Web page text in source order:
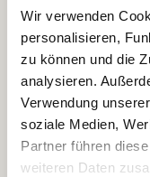
Wir verwenden
personalisieren,
zu können und die
analysieren.
Verwendung
soziale Medien,
Partner führen
weiteren Daten
Ich bin damit
ausschließlich zum
verarbeitet, auf IT-
GmbH, Heinrich-von-
(Betreiber) gespeichert
verantwortliche Stelle
werden.
Diese